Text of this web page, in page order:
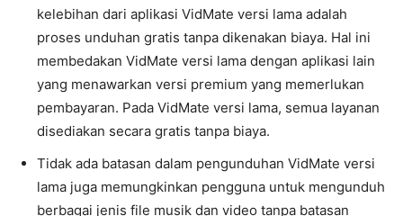
kelebihan dari aplikasi VidMate versi lama adalah
proses unduhan gratis tanpa dikenakan biaya. Hal ini
membedakan VidMate versi lama dengan aplikasi lain
yang menawarkan versi premium yang memerlukan
pembayaran. Pada VidMate versi lama, semua layanan
disediakan secara gratis tanpa biaya.
Tidak ada batasan dalam pengunduhan VidMate versi
lama juga memungkinkan pengguna untuk mengunduh
berbagai jenis file musik dan video tanpa batasan